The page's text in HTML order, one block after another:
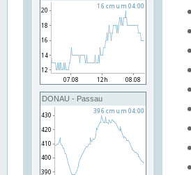
DONAU - Passau